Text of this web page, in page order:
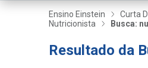
Ensino Einstein Curta
Nutricionista
Busca:
Resultado da